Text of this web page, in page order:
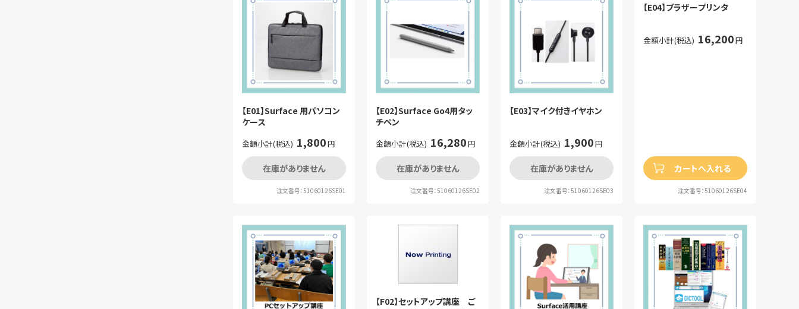
【E01】Surface 用パソコン
ケース
金額小計(税込) 1,800円
在庫がありません
注文番号：51060126SE01
【E02】Surface Go4用タッ
チペン
金額小計(税込) 16,280円
在庫がありません
注文番号：51060126SE02
【E03】マイク付きイヤホン
金額小計(税込) 1,900円
在庫がありません
注文番号：51060126SE03
【E04】ブラザープリンタ
金額小計(税込) 16,200円
カートへ入れる
注文番号：51060126SE04
【F02】セットアップ講座 ご